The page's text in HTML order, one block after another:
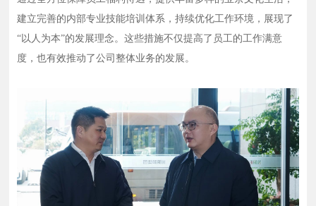
建立完善的内部专业技能培训体系，持续优化工作环境，展现了
“以人为本”的发展理念。这些措施不仅提高了员工的工作满意
度，也有效推动了公司整体业务的发展。